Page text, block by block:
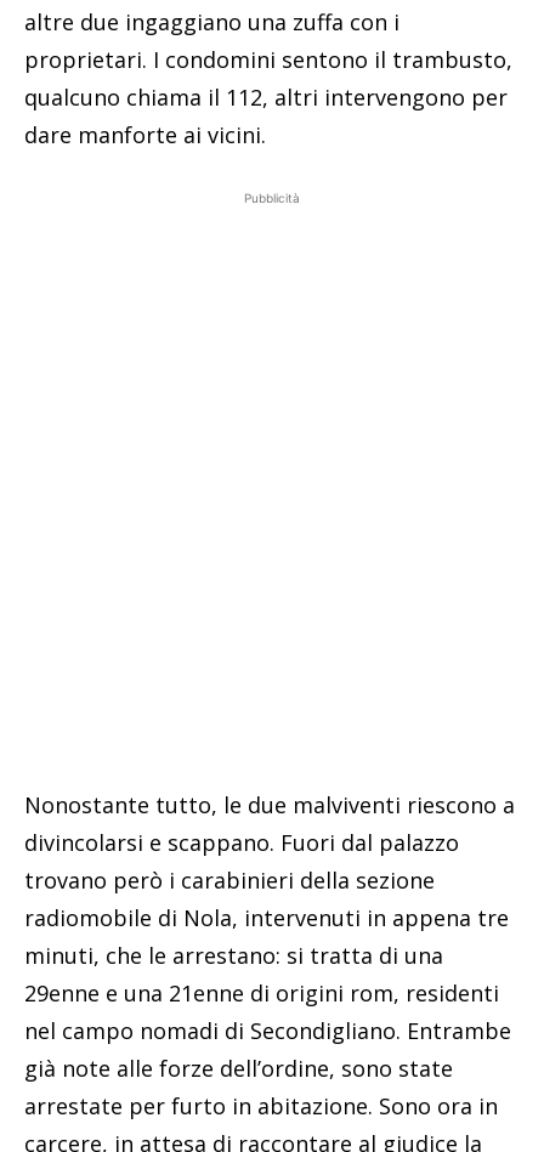
altre due ingaggiano una zuffa con i
proprietari. I condomini sentono il trambusto,
qualcuno chiama il 112, altri intervengono per
dare manforte ai vicini.
Pubblicità
Nonostante tutto, le due malviventi riescono a
divincolarsi e scappano. Fuori dal palazzo
trovano però i carabinieri della sezione
radiomobile di Nola, intervenuti in appena tre
minuti, che le arrestano: si tratta di una
29enne e una 21enne di origini rom, residenti
nel campo nomadi di Secondigliano. Entrambe
già note alle forze dell’ordine, sono state
arrestate per furto in abitazione. Sono ora in
carcere, in attesa di raccontare al giudice la